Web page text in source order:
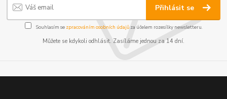
Přihlásit se
Souhlasím se zpracováním osobních údajůza účelem rozesílky newsletteru.
Můžete se kdykoli odhlásit. Zasíláme jednou za 14 dní.